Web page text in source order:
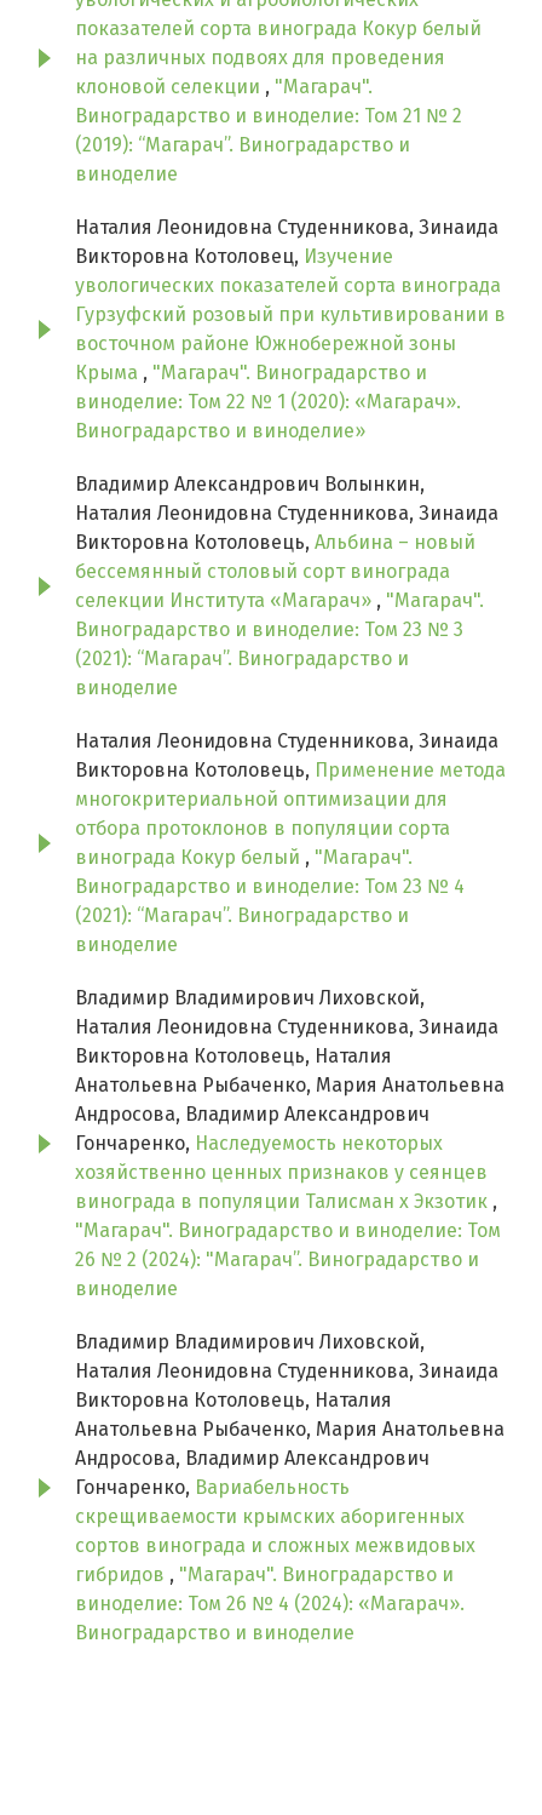
показателей сорта винограда Кокур белый
на различных подвоях для проведения
клоновой селекции , "Магарач".
Виноградарство и виноделие: Том 21 № 2
(2019): “Магарач”. Виноградарство и
виноделие
Наталия Леонидовна Студенникова, Зинаида
Викторовна Котоловец, Изучение
увологических показателей сорта винограда
Гурзуфский розовый при культивировании в
восточном районе Южнобережной зоны
Крыма , "Магарач". Виноградарство и
виноделие: Том 22 № 1 (2020): «Магарач».
Виноградарство и виноделие»
Владимир Александрович Волынкин,
Наталия Леонидовна Студенникова, Зинаида
Викторовна Котоловець, Альбина – новый
бессемянный столовый сорт винограда
селекции Института «Магарач» , "Магарач".
Виноградарство и виноделие: Том 23 № 3
(2021): “Магарач”. Виноградарство и
виноделие
Наталия Леонидовна Студенникова, Зинаида
Викторовна Котоловець, Применение метода
многокритериальной оптимизации для
отбора протоклонов в популяции сорта
винограда Кокур белый , "Магарач".
Виноградарство и виноделие: Том 23 № 4
(2021): “Магарач”. Виноградарство и
виноделие
Владимир Владимирович Лиховской,
Наталия Леонидовна Студенникова, Зинаида
Викторовна Котоловець, Наталия
Анатольевна Рыбаченко, Мария Анатольевна
Андросова, Владимир Александрович
Гончаренко, Наследуемость некоторых
хозяйственно ценных признаков у сеянцев
винограда в популяции Талисман х Экзотик ,
"Магарач". Виноградарство и виноделие: Том
26 № 2 (2024): "Магарач”. Виноградарство и
виноделие
Владимир Владимирович Лиховской,
Наталия Леонидовна Студенникова, Зинаида
Викторовна Котоловець, Наталия
Анатольевна Рыбаченко, Мария Анатольевна
Андросова, Владимир Александрович
Гончаренко, Вариабельность
скрещиваемости крымских аборигенных
сортов винограда и сложных межвидовых
гибридов , "Магарач". Виноградарство и
виноделие: Том 26 № 4 (2024): «Магарач».
Виноградарство и виноделие